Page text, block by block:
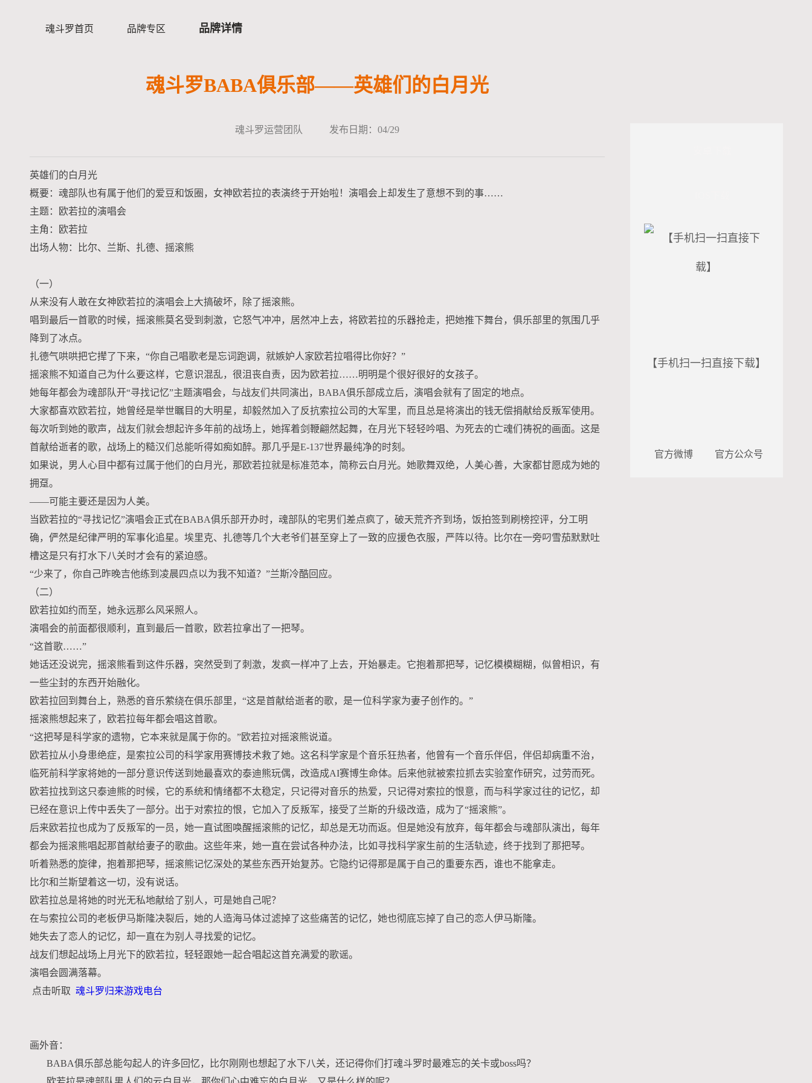
【手机扫一扫直接下载】
官方微博 官方公众号
魂斗罗首页 品牌专区 品牌详情
魂斗罗BABA俱乐部——英雄们的白月光
魂斗罗运营团队 发布日期：04/29
英雄们的白月光
概要：魂部队也有属于他们的爱豆和饭圈，女神欧若拉的表演终于开始啦！演唱会上却发生了意想不到的事……
主题：欧若拉的演唱会
主角：欧若拉
出场人物：比尔、兰斯、扎德、摇滚熊
（一）
从来没有人敢在女神欧若拉的演唱会上大搞破坏，除了摇滚熊。
唱到最后一首歌的时候，摇滚熊莫名受到刺激，它怒气冲冲，居然冲上去，将欧若拉的乐器抢走，把她推下舞台，俱乐部里的氛围几乎
降到了冰点。
扎德气哄哄把它撵了下来，“你自己唱歌老是忘词跑调，就嫉妒人家欧若拉唱得比你好？”
摇滚熊不知道自己为什么要这样，它意识混乱，很沮丧自责，因为欧若拉……明明是个很好很好的女孩子。
她每年都会为魂部队开“寻找记忆”主题演唱会，与战友们共同演出，BABA俱乐部成立后，演唱会就有了固定的地点。
大家都喜欢欧若拉，她曾经是举世瞩目的大明星，却毅然加入了反抗索拉公司的大军里，而且总是将演出的钱无偿捐献给反叛军使用。
每次听到她的歌声，战友们就会想起许多年前的战场上，她挥着剑鞭翩然起舞，在月光下轻轻吟唱、为死去的亡魂们祷祝的画面。这是
首献给逝者的歌，战场上的糙汉们总能听得如痴如醉。那几乎是E-137世界最纯净的时刻。
如果说，男人心目中都有过属于他们的白月光，那欧若拉就是标准范本，简称云白月光。她歌舞双绝，人美心善，大家都甘愿成为她的
拥趸。
——可能主要还是因为人美。
当欧若拉的“寻找记忆”演唱会正式在BABA俱乐部开办时，魂部队的宅男们差点疯了，破天荒齐齐到场，饭拍签到刷榜控评，分工明
确，俨然是纪律严明的军事化追星。埃里克、扎德等几个大老爷们甚至穿上了一致的应援色衣服，严阵以待。比尔在一旁叼雪茄默默吐
槽这是只有打水下八关时才会有的紧迫感。
“少来了，你自己昨晚吉他练到凌晨四点以为我不知道？”兰斯冷酷回应。
（二）
欧若拉如约而至，她永远那么风采照人。
演唱会的前面都很顺利，直到最后一首歌，欧若拉拿出了一把琴。
“这首歌……”
她话还没说完，摇滚熊看到这件乐器，突然受到了刺激，发疯一样冲了上去，开始暴走。它抱着那把琴，记忆模模糊糊，似曾相识，有
一些尘封的东西开始融化。
欧若拉回到舞台上，熟悉的音乐萦绕在俱乐部里，“这是首献给逝者的歌，是一位科学家为妻子创作的。”
摇滚熊想起来了，欧若拉每年都会唱这首歌。
“这把琴是科学家的遗物，它本来就是属于你的。”欧若拉对摇滚熊说道。
欧若拉从小身患绝症，是索拉公司的科学家用赛博技术救了她。这名科学家是个音乐狂热者，他曾有一个音乐伴侣，伴侣却病重不治，
临死前科学家将她的一部分意识传送到她最喜欢的泰迪熊玩偶，改造成AI赛博生命体。后来他就被索拉抓去实验室作研究，过劳而死。
欧若拉找到这只泰迪熊的时候，它的系统和情绪都不太稳定，只记得对音乐的热爱，只记得对索拉的恨意，而与科学家过往的记忆，却
已经在意识上传中丢失了一部分。出于对索拉的恨，它加入了反叛军，接受了兰斯的升级改造，成为了“摇滚熊”。
后来欧若拉也成为了反叛军的一员，她一直试图唤醒摇滚熊的记忆，却总是无功而返。但是她没有放弃，每年都会与魂部队演出，每年
都会为摇滚熊唱起那首献给妻子的歌曲。这些年来，她一直在尝试各种办法，比如寻找科学家生前的生活轨迹，终于找到了那把琴。
听着熟悉的旋律，抱着那把琴，摇滚熊记忆深处的某些东西开始复苏。它隐约记得那是属于自己的重要东西，谁也不能拿走。
比尔和兰斯望着这一切，没有说话。
欧若拉总是将她的时光无私地献给了别人，可是她自己呢？
在与索拉公司的老板伊马斯隆决裂后，她的人造海马体过滤掉了这些痛苦的记忆，她也彻底忘掉了自己的恋人伊马斯隆。
她失去了恋人的记忆，却一直在为别人寻找爱的记忆。
战友们想起战场上月光下的欧若拉，轻轻跟她一起合唱起这首充满爱的歌谣。
演唱会圆满落幕。
点击听取 魂斗罗归来游戏电台
画外音：
BABA俱乐部总能勾起人的许多回忆，比尔刚刚也想起了水下八关，还记得你们打魂斗罗时最难忘的关卡或boss吗？